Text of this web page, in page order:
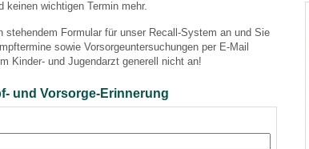
wichtigen Termin mehr.
stehendem Formular für unser Recall-System an und Sie
sowie Vorsorgeuntersuchungen per E-Mail
Kinder- und Jugendarzt generell nicht an!
und Vorsorge-Erinnerung